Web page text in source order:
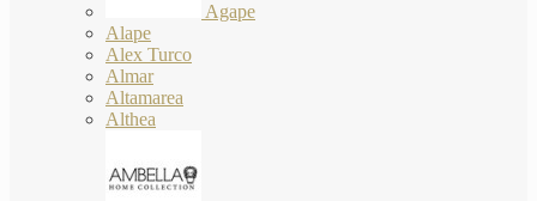
Agape
Alape
Alex Turco
Almar
Altamarea
Althea